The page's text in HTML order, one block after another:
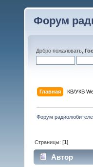
Форум
Добро пожаловать,
Главная КВ/УКВ
Форум
Страницы: [1]
Автор